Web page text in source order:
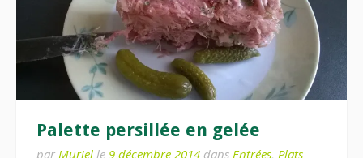
Palette persillée en gelée
par Muriel le 9 décembre 2014 dans Entrées, Plats